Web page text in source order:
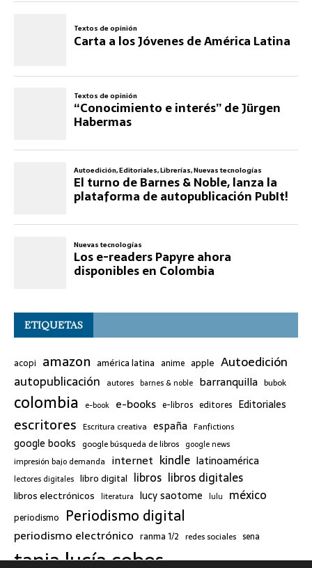
ETIQUETAS
acopi amazon américa latina anime apple Autoedición
autopublicación autores barnes & noble barranquilla bubok
colombia e-book e-books e-libros editores Editoriales
escritores Escritura creativa españa Fanfictions
google books google búsqueda de libros google news
impresión bajo demanda internet kindle latinoamérica
lectores digitales libro digital libros libros digitales
libros electrónicos literatura lucy saotome lulu méxico
periodismo Periodismo digital
periodismo electrónico ranma 1/2 redes sociales sena
tania lucía cobos twitter